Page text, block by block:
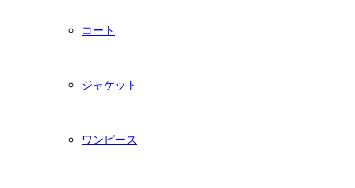
コート
ジャケット
ワンピース